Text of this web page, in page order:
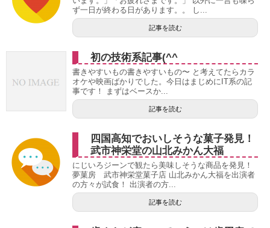
ず一日が終わる日があります。。 し...
記事を読む
初の技術系記事(^^ゞ
書きやすいもの書きやすいもの〜 と考えてたらカラ
オケや映画ばかりでした。今日はまじめにIT系の記
事です！ まずはベースか...
記事を読む
四国高知でおいしそうな菓子発見！
武市神栄堂の山北みかん大福
にじいろジーンで観たら美味しそうな商品を発見！
夢菓房 武市神栄堂菓子店 山北みかん大福を出演者
の方々が試食！ 出演者の方...
記事を読む